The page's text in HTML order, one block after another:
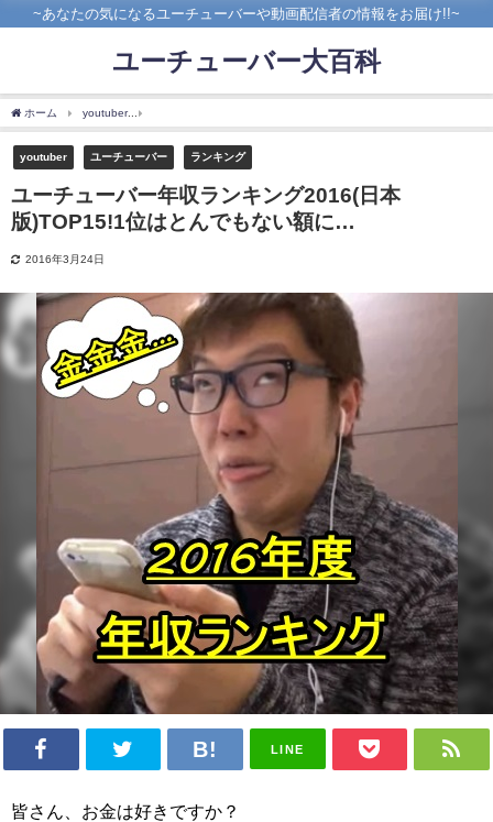
~あなたの気になるユーチューバーや動画配信者の情報をお届け!!~
ユーチューバー大百科
ホーム youtuber
youtuber ユーチューバー ランキング
ユーチューバー年収ランキング2016(日本
版)TOP15!1位はとんでもない額に…
2016年3月24日
LINE
皆さん、お金は好きですか？